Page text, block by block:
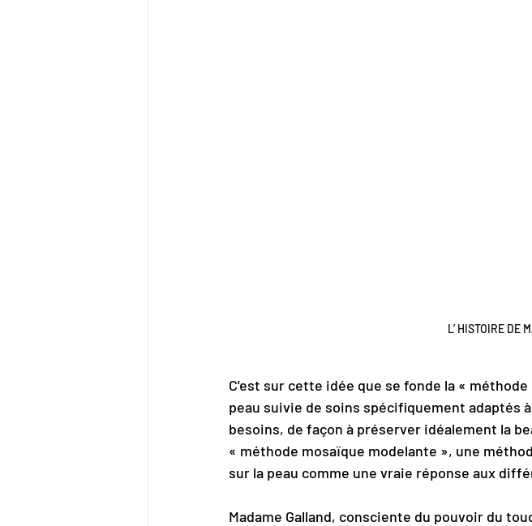
L’ HISTOIRE DE
C'est sur cette idée que se fonde la « méthode
peau suivie de soins spécifiquement adaptés
besoins, de façon à préserver idéalement la
« méthode mosaïque modelante », une
sur la peau comme une vraie réponse aux
Madame Galland, consciente du pouvoir du